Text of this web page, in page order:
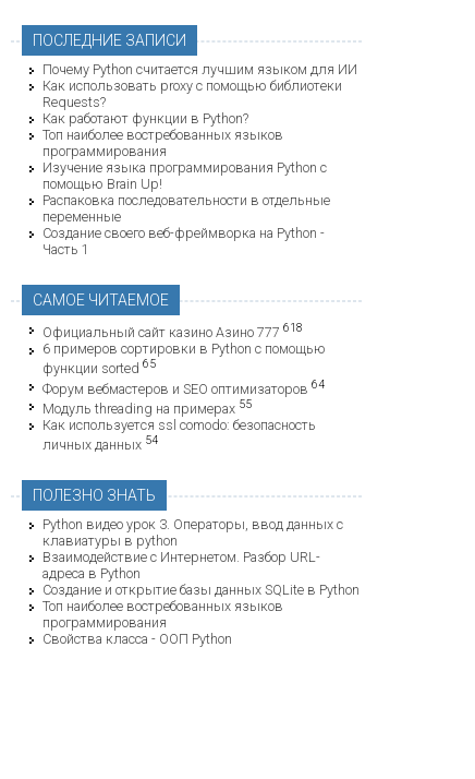
ПОСЛЕДНИЕ ЗАПИСИ
Почему Python считается лучшим языком для ИИ
Как использовать proxy с помощью библиотеки
Requests?
Как работают функции в Python?
Топ наиболее востребованных языков
программирования
Изучение языка программирования Python с
помощью Brain Up!
Распаковка последовательности в отдельные
переменные
Создание своего веб-фреймворка на Python -
Часть 1
САМОЕ ЧИТАЕМОЕ
Официальный сайт казино Азино 777 618
6 примеров сортировки в Python с помощью
функции sorted 65
Форум вебмастеров и SEO оптимизаторов 64
Модуль threading на примерах 55
Как используется ssl comodo: безопасность
личных данных 54
ПОЛЕЗНО ЗНАТЬ
Python видео урок 3. Операторы, ввод данных с
клавиатуры в python
Взаимодействие с Интернетом. Разбор URL-
адреса в Python
Создание и открытие базы данных SQLite в Python
Топ наиболее востребованных языков
программирования
Свойства класса - ООП Python